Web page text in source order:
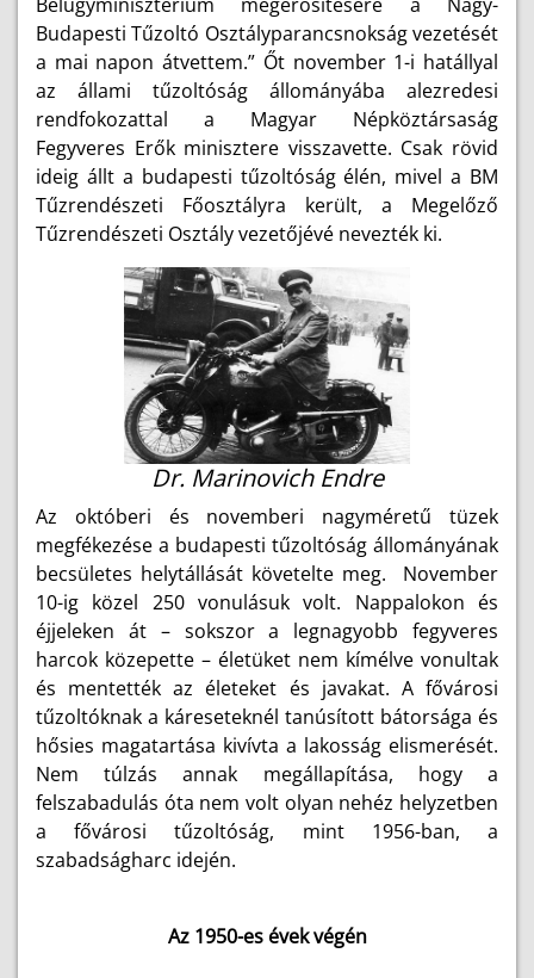
Budapesti Tűzoltó Osztályparancsnokság vezetését
a mai napon átvettem.” Őt november 1-i hatállyal
az állami tűzoltóság állományába alezredesi
rendfokozattal a Magyar Népköztársaság
Fegyveres Erők minisztere visszavette. Csak rövid
ideig állt a budapesti tűzoltóság élén, mivel a BM
Tűzrendészeti Főosztályra került, a Megelőző
Tűzrendészeti Osztály vezetőjévé nevezték ki.
Dr. Marinovich Endre
Az októberi és novemberi nagyméretű tüzek
megfékezése a budapesti tűzoltóság állományának
becsületes helytállását követelte meg. November
10-ig közel 250 vonulásuk volt. Nappalokon és
éjjeleken át – sokszor a legnagyobb fegyveres
harcok közepette – életüket nem kímélve vonultak
és mentették az életeket és javakat. A fővárosi
tűzoltóknak a káreseteknél tanúsított bátorsága és
hősies magatartása kivívta a lakosság elismerését.
Nem túlzás annak megállapítása, hogy a
felszabadulás óta nem volt olyan nehéz helyzetben
a fővárosi tűzoltóság, mint 1956-ban, a
szabadságharc idején.
Az 1950-es évek végén